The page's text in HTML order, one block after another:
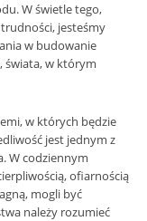
W świetle tego,
jesteśmy
w budowanie
świata, w którym
w których będzie
jest jednym z
W codziennym
ofiarnością
mogli być
należy rozumieć